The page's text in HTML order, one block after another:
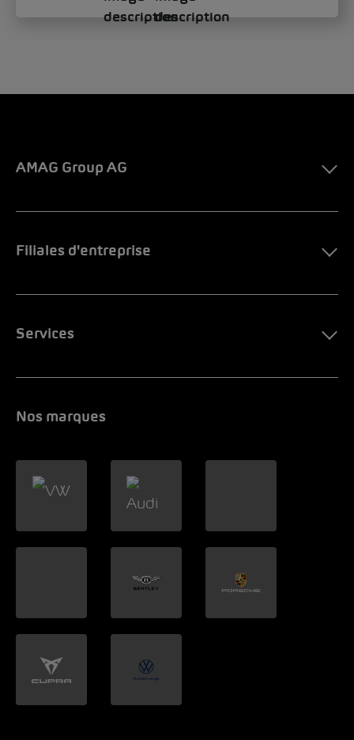
AMAG Group AG
Filiales d'entreprise
Services
Nos marques